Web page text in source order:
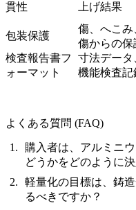
貫性
上げ結果
包装保護
傷、へこ
傷からの保
検査報告書フ
ォーマット
寸法データ
機能検査記
よくある質問 (FAQ)
購入者は、アルミニ
どうかをどのように
軽量化の目標は、鋳
るべきですか？